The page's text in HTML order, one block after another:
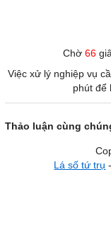
Chờ 66
Việc xử lý nghiệp vụ
phút để
Thảo luận cùng
Lá số tứ trụ